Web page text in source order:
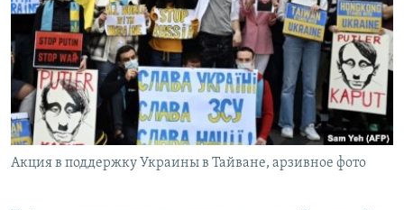
СИБИРЬ.РЕАЛИИ
РАСПИСАНИЕ ВЕЩАНИЯ
ПОДПИШИТЕСЬ НА РАССЫЛКУ
СОЦИАЛЬНЫЕ СЕТИ
Акция в поддержку Украины в Тайване, арзивное фото